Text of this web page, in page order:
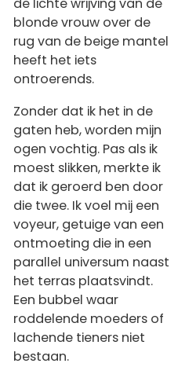
blonde vrouw over de
rug van de beige mantel
heeft het iets
ontroerends.
Zonder dat ik het in de
gaten heb, worden mijn
ogen vochtig. Pas als ik
moest slikken, merkte ik
dat ik geroerd ben door
die twee. Ik voel mij een
voyeur, getuige van een
ontmoeting die in een
parallel universum naast
het terras plaatsvindt.
Een bubbel waar
roddelende moeders of
lachende tieners niet
bestaan.